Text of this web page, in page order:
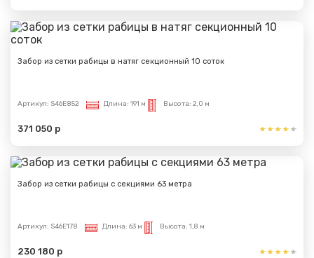
Забор из сетки рабицы в натяг секционный 10 соток
Артикул: S46E852 Длина: 191 м Высота: 2,0 м
371 050 р
Забор из сетки рабицы с секциями 63 метра
Артикул: S46E178 Длина: 63 м Высота: 1,8 м
230 180 р